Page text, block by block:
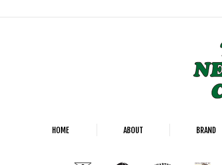
HOME ABOUT BRAND